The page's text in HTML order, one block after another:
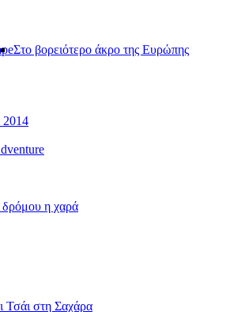
Στο βορειότερο άκρο της Ευρώπης
2014
η χαρά
Τσάι στη Σαχάρα